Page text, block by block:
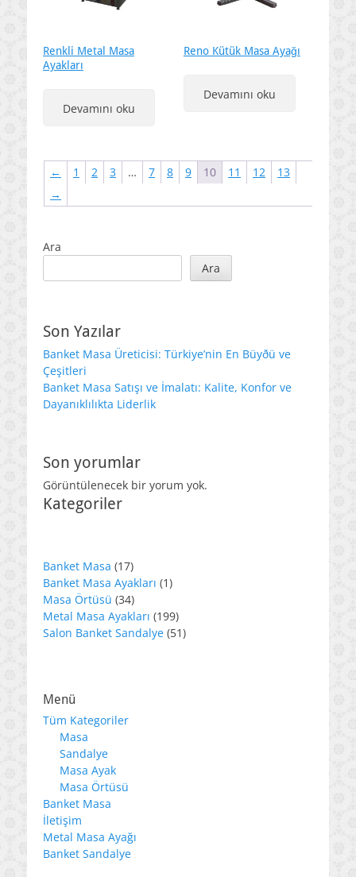
Renkli Metal Masa
Ayakları
Devamını oku
Reno Kütük Masa Ayağı
Devamını oku
← 1 2 3 … 7 8 9 10 11 12
13
→
Ara
Ara
Son Yazılar
Banket Masa Üreticisi: Türkiye’nin En Büyðü ve
Çeşitleri
Banket Masa Satışı ve İmalatı: Kalite, Konfor ve
Dayanıklılıkta Liderlik
Son yorumlar
Görüntülenecek bir yorum yok.
Kategoriler
Banket Masa 1717
ürün
Banket Masa Ayakları 11
Masa Örtüsü 3434
ürün
Metal Masa Ayakları 199199
ürün
Salon Banket Sandalye 5151
Menü
Tüm Kategoriler
Masa
Sandalye
Masa Ayak
Masa Örtüsü
Banket Masa
İletişim
Metal Masa Ayağı
Banket Sandalye